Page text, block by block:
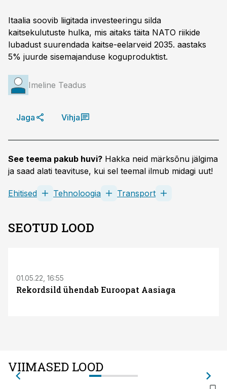
Itaalia soovib liigitada investeeringu silda
kaitsekulutuste hulka, mis aitaks täita NATO riikide
lubadust suurendada kaitse-eelarveid 2035. aastaks
5% juurde sisemajanduse koguproduktist.
Imeline Teadus
Jaga Vihja
See teema pakub huvi? Hakka neid märksõnu jälgima
ja saad alati teavituse, kui sel teemal ilmub midagi uut!
Ehitised Tehnoloogia Transport
SEOTUD LOOD
01.05.22, 16:55
Rekordsild ühendab Euroopat Aasiaga
VIIMASED LOOD